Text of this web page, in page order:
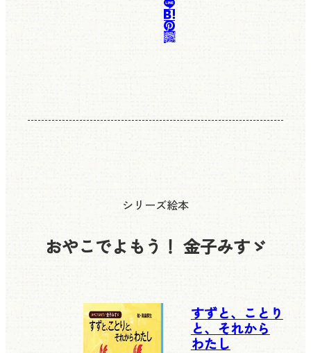
シリーズ絵本
おやこでよもう！ 金子みすゞ
すずと、ことり
と、それから
わたし